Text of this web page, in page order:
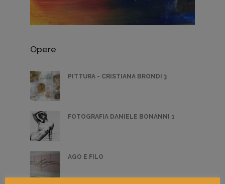
Opere
PITTURA - CRISTIANA BRONDI 3
FOTOGRAFIA DANIELE BONANNI 1
AGO E FILO